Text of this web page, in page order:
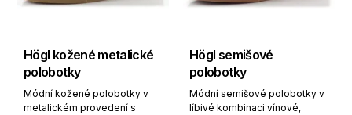
Högl kožené metalické
polobotky
Módní kožené polobotky v
metalickém provedení s
Högl semišové
polobotky
Módní semišové polobotky v
líbivé kombinaci vínové,